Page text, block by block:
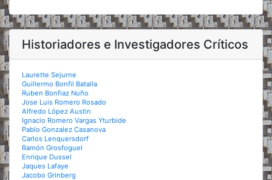
Historiadores e Investigadores Críticos
Laurette Sejurne
Guillermo Bonfil Batalla
Ruben Bonfiaz Nuño
Jose Luis Romero Rosado
Alfredo López Austin
Ignacio Romero Vargas Yturbide
Pablo Gonzalez Casanova
Carlos Lenquersdorf
Ramón Grosfoguel
Enrique Dussel
Jaques Lafaye
Jacobo Grinberg